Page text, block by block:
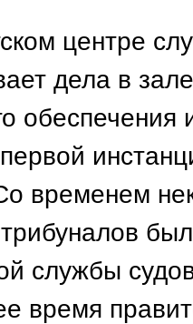
центре
дела в
обеспечения
временем
службы
время